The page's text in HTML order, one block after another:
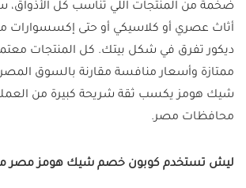
ضخمة من المنتجات اللي تناسب كل الأذواق،
أثاث عصري أو كلاسيكي أو حتى إكسسوارات
ديكور تفرق في شكل بيتك. كل المنتجات
ممتازة وأسعار منافسة مقارنة بالسوق
شيك هومز يكسب ثقة شريحة كبيرة من
محافظات مصر.
ليش تستخدم كوبون خصم شيك هومز مصر من